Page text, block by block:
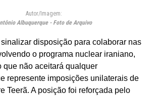
Autor/Imagem:
Albuquerque - Foto de Arquivo
disposição para colaborar nas
o programa nuclear iraniano,
que não aceitará qualquer
represente imposições unilaterais de
Teerã. A posição foi reforçada pelo